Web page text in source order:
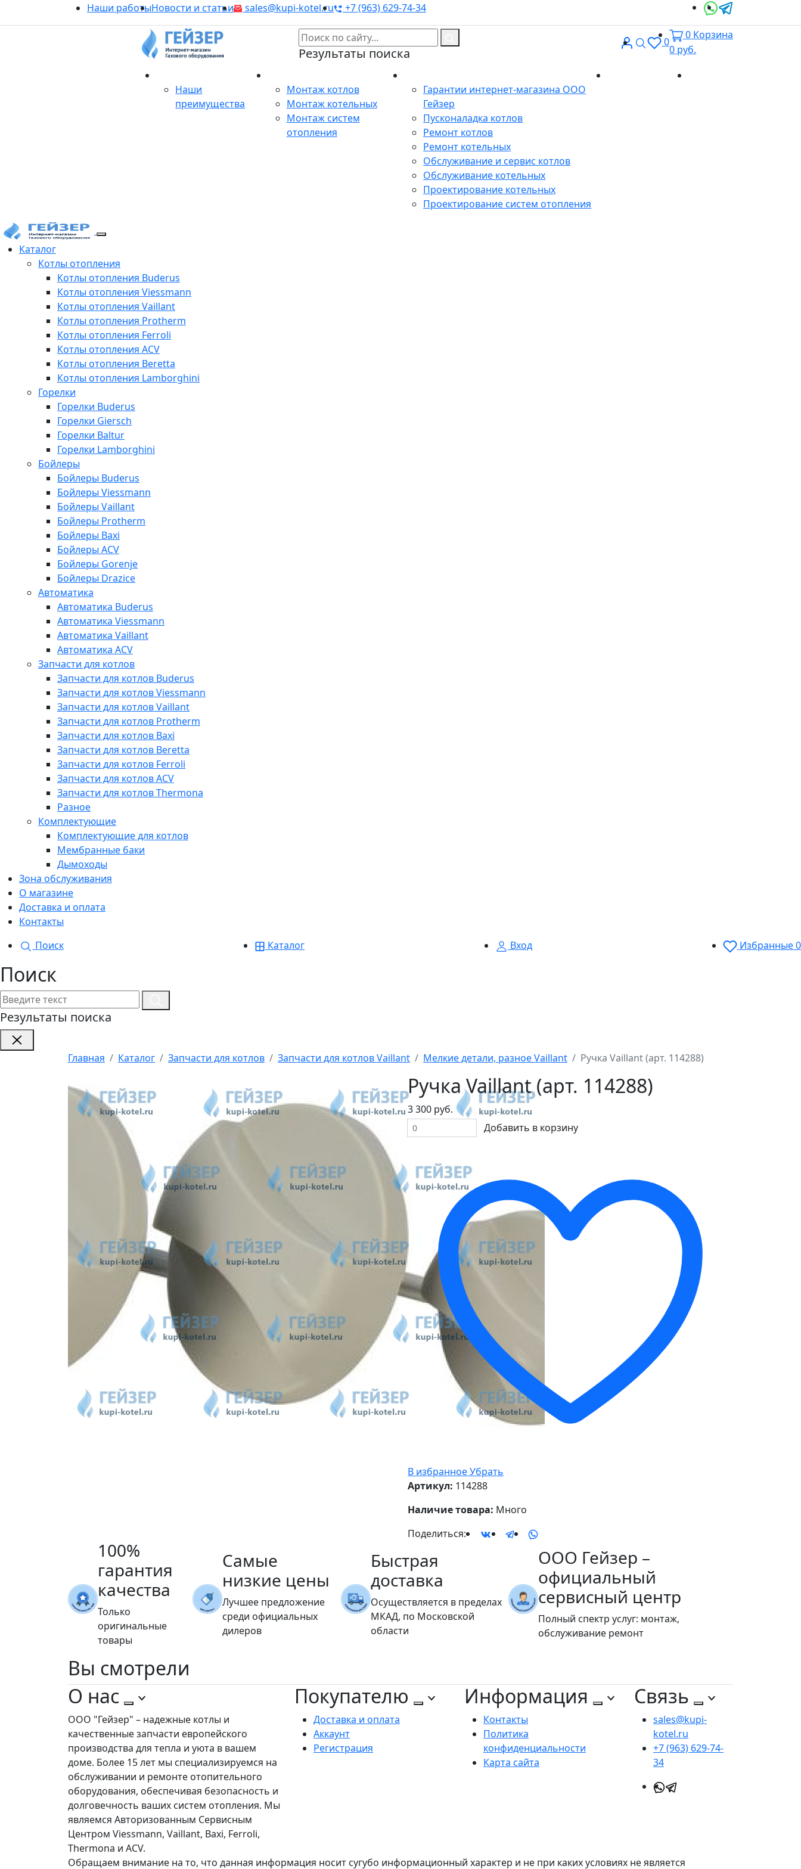
Наши работыНовости и статьи sales@kupi-kotel.ru +7 (963) 629-74-34
Результаты поиска
ВходПоиск
0
0 Корзина
0 руб.
Наши
преимущества
Монтаж котлов
Монтаж котельных
Монтаж систем
отопления
Гарантии интернет-магазина ООО
Гейзер
Пусконаладка котлов
Ремонт котлов
Ремонт котельных
Обслуживание и сервис котлов
Обслуживание котельных
Проектирование котельных
Проектирование систем отопления
Каталог
Котлы отопления
Котлы отопления Buderus
Котлы отопления Viessmann
Котлы отопления Vaillant
Котлы отопления Protherm
Котлы отопления Ferroli
Котлы отопления ACV
Котлы отопления Beretta
Котлы отопления Lamborghini
Горелки
Горелки Buderus
Горелки Giersch
Горелки Baltur
Горелки Lamborghini
Бойлеры
Бойлеры Buderus
Бойлеры Viessmann
Бойлеры Vaillant
Бойлеры Protherm
Бойлеры Baxi
Бойлеры ACV
Бойлеры Gorenje
Бойлеры Drazice
Автоматика
Автоматика Buderus
Автоматика Viessmann
Автоматика Vaillant
Автоматика ACV
Запчасти для котлов
Запчасти для котлов Buderus
Запчасти для котлов Viessmann
Запчасти для котлов Vaillant
Запчасти для котлов Protherm
Запчасти для котлов Baxi
Запчасти для котлов Beretta
Запчасти для котлов Ferroli
Запчасти для котлов ACV
Запчасти для котлов Thermona
Разное
Комплектующие
Комплектующие для котлов
Мембранные баки
Дымоходы
Зона обслуживания
О магазине
Доставка и оплата
Контакты
Поиск
Каталог Вход Избранные0
Поиск
Результаты поиска
Главная Каталог Запчасти для котлов Запчасти для котлов Vaillant Мелкие детали, разное Vaillant Ручка Vaillant (арт. 114288)
Ручка Vaillant (арт. 114288)
3 300 руб.
Добавить в корзину
В избранноеУбрать
Артикул: 114288
Наличие товара: Много
Поделиться:
100%
гарантия
качества
Только
оригинальные
товары
Самые
низкие цены
Лучшее предложение
среди официальных
дилеров
Быстрая
доставка
Осуществляется в пределах
МКАД, по Московской
области
ООО Гейзер –
официальный
сервисный центр
Полный спектр услуг: монтаж,
обслуживание ремонт
Вы смотрели
О нас
ООО "Гейзер" – надежные котлы и
качественные запчасти европейского
производства для тепла и уюта в вашем
доме. Более 15 лет мы специализируемся на
обслуживании и ремонте отопительного
оборудования, обеспечивая безопасность и
долговечность ваших систем отопления. Мы
являемся Авторизованным Сервисным
Центром Viessmann, Vaillant, Baxi, Ferroli,
Thermona и ACV.
Покупателю
Доставка и оплата
Аккаунт
Регистрация
Информация
Контакты
Политика
конфиденциальности
Карта сайта
Связь
sales@kupi-
kotel.ru
+7 (963) 629-74-
34
Обращаем внимание на то, что данная информация носит сугубо информационный характер и не при каких условиях не является